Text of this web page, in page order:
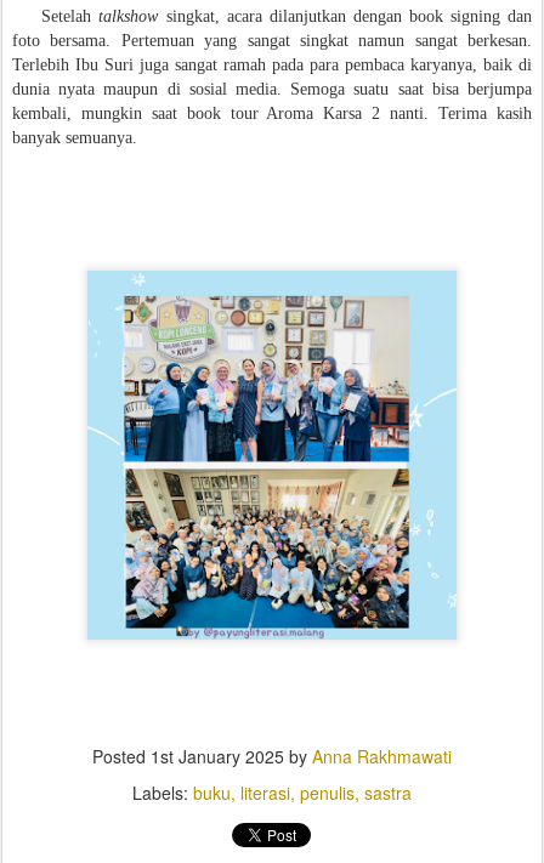
Setelahtalkshowsingkat, acara dilanjutkan dengan book signing dan
foto bersama. Pertemuan yang sangat singkat namun sangat berkesan.
Terlebih Ibu Suri juga sangat ramah pada para pembaca karyanya, baik di
dunia nyata maupun di sosial media. Semoga suatu saat bisa berjumpa
kembali, mungkin saat book tour Aroma Karsa 2 nanti. Terima kasih
banyak semuanya.
Posted 1st January 2025 by Anna Rakhmawati
Labels: buku literasi penulis sastra